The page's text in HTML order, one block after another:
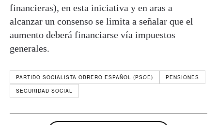
financieras), en esta iniciativa y en aras a
alcanzar un consenso se limita a señalar que el
aumento deberá financiarse vía impuestos
generales.
PARTIDO SOCIALISTA OBRERO ESPAÑOL (PSOE)
PENSIONES
SEGURIDAD SOCIAL